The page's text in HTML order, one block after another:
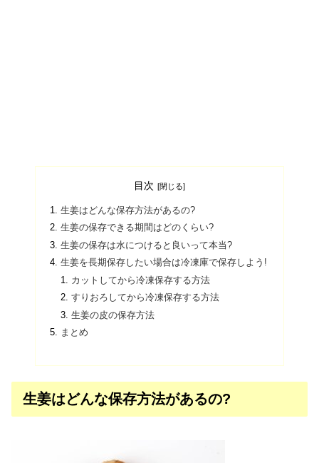
目次
生姜はどんな保存方法があるの?
生姜の保存できる期間はどのくらい?
生姜の保存は水につけると良いって本当?
生姜を長期保存したい場合は冷凍庫で保存しよう!
カットしてから冷凍保存する方法
すりおろしてから冷凍保存する方法
生姜の皮の保存方法
まとめ
生姜はどんな保存方法があるの?